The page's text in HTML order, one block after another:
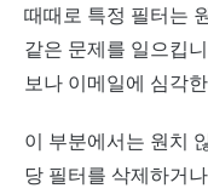
때때로 특정 필터는
같은 문제를 일으킵
보나 이메일에 심각
이 부분에서는 원치
당 필터를 삭제하거